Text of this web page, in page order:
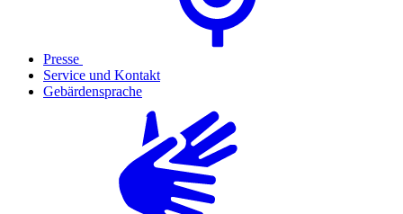
Presse
Service und Kontakt
Gebärdensprache